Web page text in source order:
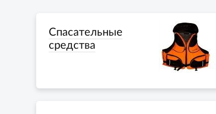
Спасательные
средства